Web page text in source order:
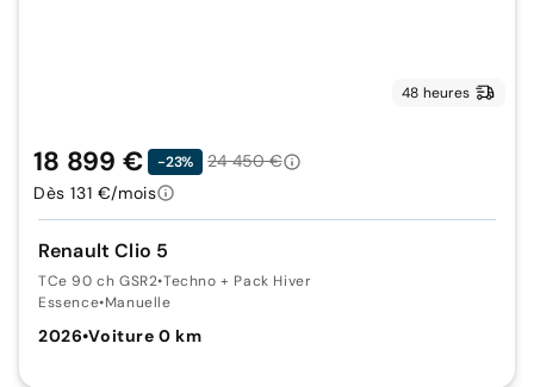
48 heures
Renault Clio 5
TCe 90 ch GSR2•Techno + Pack Hiver
Essence•Manuelle
2026•Voiture 0 km
18 899 € -23%
24 450 €
Dès 131 €/mois